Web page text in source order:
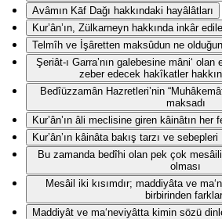
Avâmın Kāf Dağı hakkındaki hayâlâtları
Kur’ân’ın, Zülkarneyn hakkında inkâr
Telmîh ve İşâretten maksûdun ne
Şeriât-ı Garra’nın galebesine mâni‘
zeber edecek hakîkatler
Bedîüzzamân Hazretleri’nin
maksadı
Kur’ân’ın âli meclisine giren kâinâtın
Kur’ân’ın kâinâta bakış tarzı ve sebepleri
Bu zamanda bedîhi olan pek çok
olması
Mesâil iki kısımdır; maddiyâta ve
birbirinden
Maddiyât ve ma‘neviyâtta kimin sözü